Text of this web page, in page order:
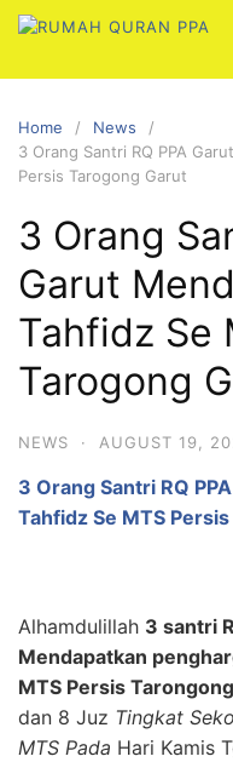
Skip
content
Home
News
3 Orang Santri RQ PPA
Persis Tarogong Garut
3 Orang
Garut
Tahfidz Se
Tarogong
NEWS · AUGUST 19,
3 Orang Santri RQ
Tahfidz Se MTS
Alhamdulillah 3 santri
Mendapatkan
MTS Persis
dan 8 Juz Tingkat
MTS Pada Hari Kamis